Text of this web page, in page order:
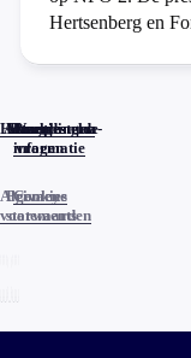
Hertsenberg en
Home
Actueel
Uitzendingen
Reacties
Programma-
informatie
Veelgestelde
vragen
Algemene
voorwaarden
Privacy
statements
Cookies